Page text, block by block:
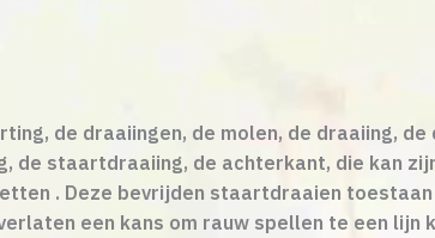
de draaiingen, de molen, de draaiing,
staartdraaiing, de achterkant, die kan
. Deze bevrijden staartdraaien toestaan
een kans om rauw spellen te een lijn